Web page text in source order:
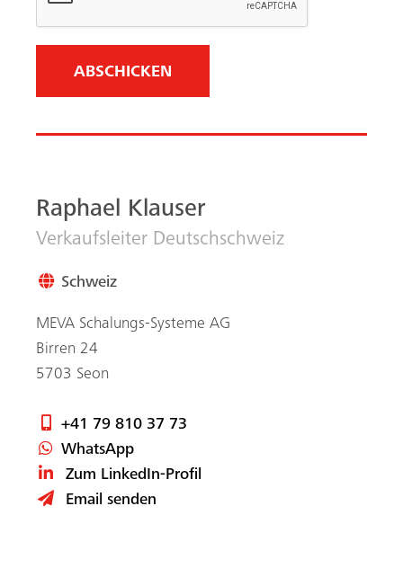
)
Raphael Klauser
Verkaufsleiter Deutschschweiz
Schweiz
MEVA Schalungs-Systeme AG
Birren 24
5703 Seon
+41 79 810 37 73
WhatsApp
Zum LinkedIn-Profil
Email senden